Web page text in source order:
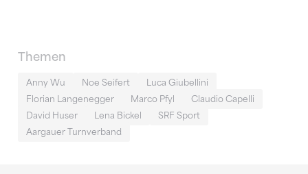
Themen
Anny Wu Noe Seifert
Luca Giubellini
Florian Langenegger
Marco Pfyl
Claudio Capelli
David Huser
Lena Bickel
SRF Sport
Aargauer Turnverband